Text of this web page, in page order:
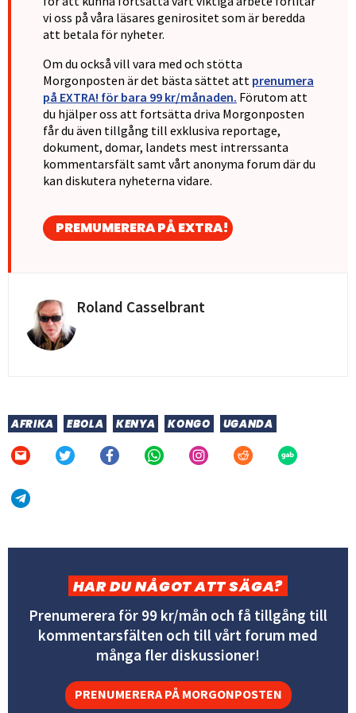
vi oss på våra läsares genirositet som är beredda
att betala för nyheter.
Om du också vill vara med och stötta
Morgonposten är det bästa sättet att prenumera
på EXTRA! för bara 99 kr/månaden. Förutom att
du hjälper oss att fortsätta driva Morgonposten
får du även tillgång till exklusiva reportage,
dokument, domar, landets mest intrerssanta
kommentarsfält samt vårt anonyma forum där du
kan diskutera nyheterna vidare.
PREMUMERERA PÅ EXTRA!
Roland Casselbrant
AFRIKA EBOLA KENYA KONGO UGANDA
HAR DU NÅGOT ATT SÄGA?
Prenumerera för 99 kr/mån och få tillgång till
kommentarsfälten och till vårt forum med
många fler diskussioner!
PRENUMERERA PÅ MORGONPOSTEN